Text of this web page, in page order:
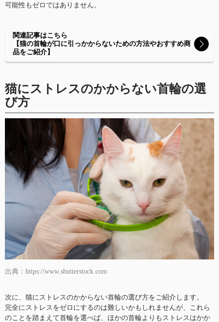
可能性もゼロではありません。
関連記事はこちら
【猫の首輪が口に引っかからないための方法やおすすめ商
品をご紹介】
猫にストレスのかからない首輪の選
び方
出典：https://www.shutterstock.com
次に、猫にストレスのかからない首輪の選び方をご紹介します。
完全にストレスをゼロにするのは難しいかもしれませんが、これら
のことを踏まえて首輪を選べば、ほかの首輪よりもストレスはかか